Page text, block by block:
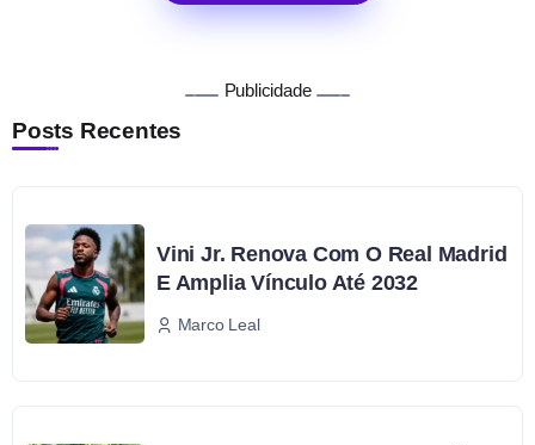
Publicidade
Posts Recentes
Vini Jr. Renova Com O Real Madrid
E Amplia Vínculo Até 2032
Marco Leal